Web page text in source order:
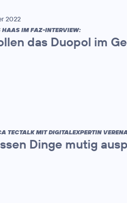
2022
HAAS IM FAZ-INTERVIEW:
das Duopol im
TECTALK MIT DIGITALEXPERTIN
Dinge mutig